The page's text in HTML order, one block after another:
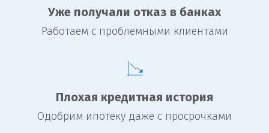
Уже получали отказ в банках
Работаем с проблемными клиентами
Плохая кредитная история
Одобрим ипотеку даже с просрочками